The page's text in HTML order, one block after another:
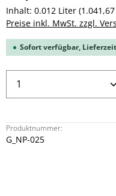
Inhalt:0.012 Liter
Preise inkl. MwSt. zzgl.
Sofort verfügbar,
Produkt
Produktnummer:
G_NP-025